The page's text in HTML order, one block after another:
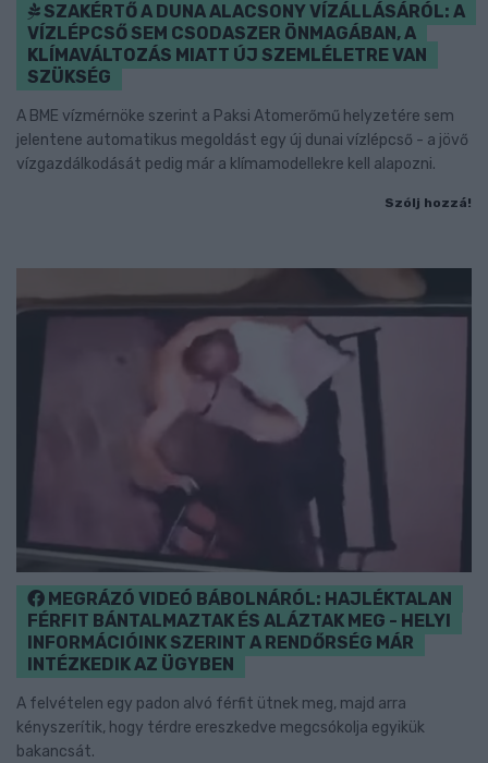
SZAKÉRTŐ A DUNA ALACSONY VÍZÁLLÁSÁRÓL: A
VÍZLÉPCSŐ SEM CSODASZER ÖNMAGÁBAN, A
KLÍMAVÁLTOZÁS MIATT ÚJ SZEMLÉLETRE VAN
SZÜKSÉG
A BME vízmérnöke szerint a Paksi Atomerőmű helyzetére sem
jelentene automatikus megoldást egy új dunai vízlépcső - a jövő
vízgazdálkodását pedig már a klímamodellekre kell alapozni.
Szólj hozzá!
MEGRÁZÓ VIDEÓ BÁBOLNÁRÓL: HAJLÉKTALAN
FÉRFIT BÁNTALMAZTAK ÉS ALÁZTAK MEG - HELYI
INFORMÁCIÓINK SZERINT A RENDŐRSÉG MÁR
INTÉZKEDIK AZ ÜGYBEN
A felvételen egy padon alvó férfit ütnek meg, majd arra
kényszerítik, hogy térdre ereszkedve megcsókolja egyikük
bakancsát.